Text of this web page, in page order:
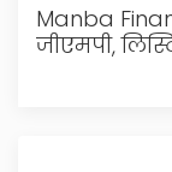
Manba
जीएमपी,